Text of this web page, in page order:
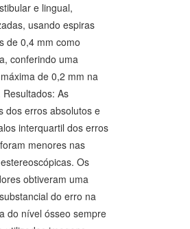
e lingual,
usando espiras
de 0,4 mm como
conferindo uma
de 0,2 mm na
Resultados: As
dos erros absolutos e
interquartil dos erros
menores nas
Os
obtiveram uma
do erro na
do nível ósseo sempre